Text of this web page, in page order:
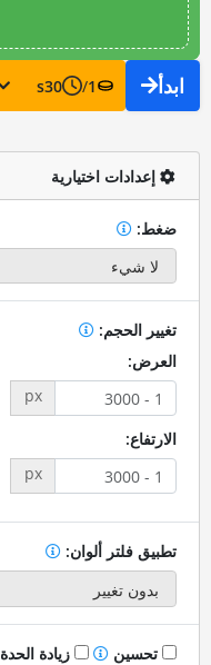
ابدأ 1
/
30
s
إعدادات اختيارية
ضغط:
تغيير الحجم:
العرض:
px
الارتفاع:
px
تطبيق فلتر ألوان:
تحسين زيادة الحدة